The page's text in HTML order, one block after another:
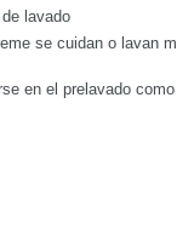
lavado
se cuidan o lavan
en el prelavado